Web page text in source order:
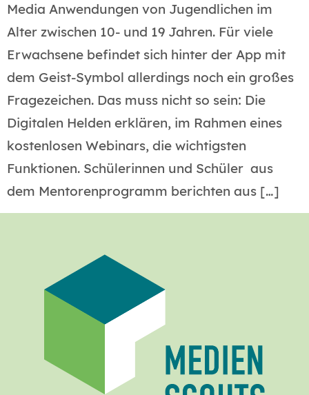
Media Anwendungen von Jugendlichen im
Alter zwischen 10- und 19 Jahren. Für viele
Erwachsene befindet sich hinter der App mit
dem Geist-Symbol allerdings noch ein großes
Fragezeichen. Das muss nicht so sein: Die
Digitalen Helden erklären, im Rahmen eines
kostenlosen Webinars, die wichtigsten
Funktionen. Schülerinnen und Schüler aus
dem Mentorenprogramm berichten aus […]